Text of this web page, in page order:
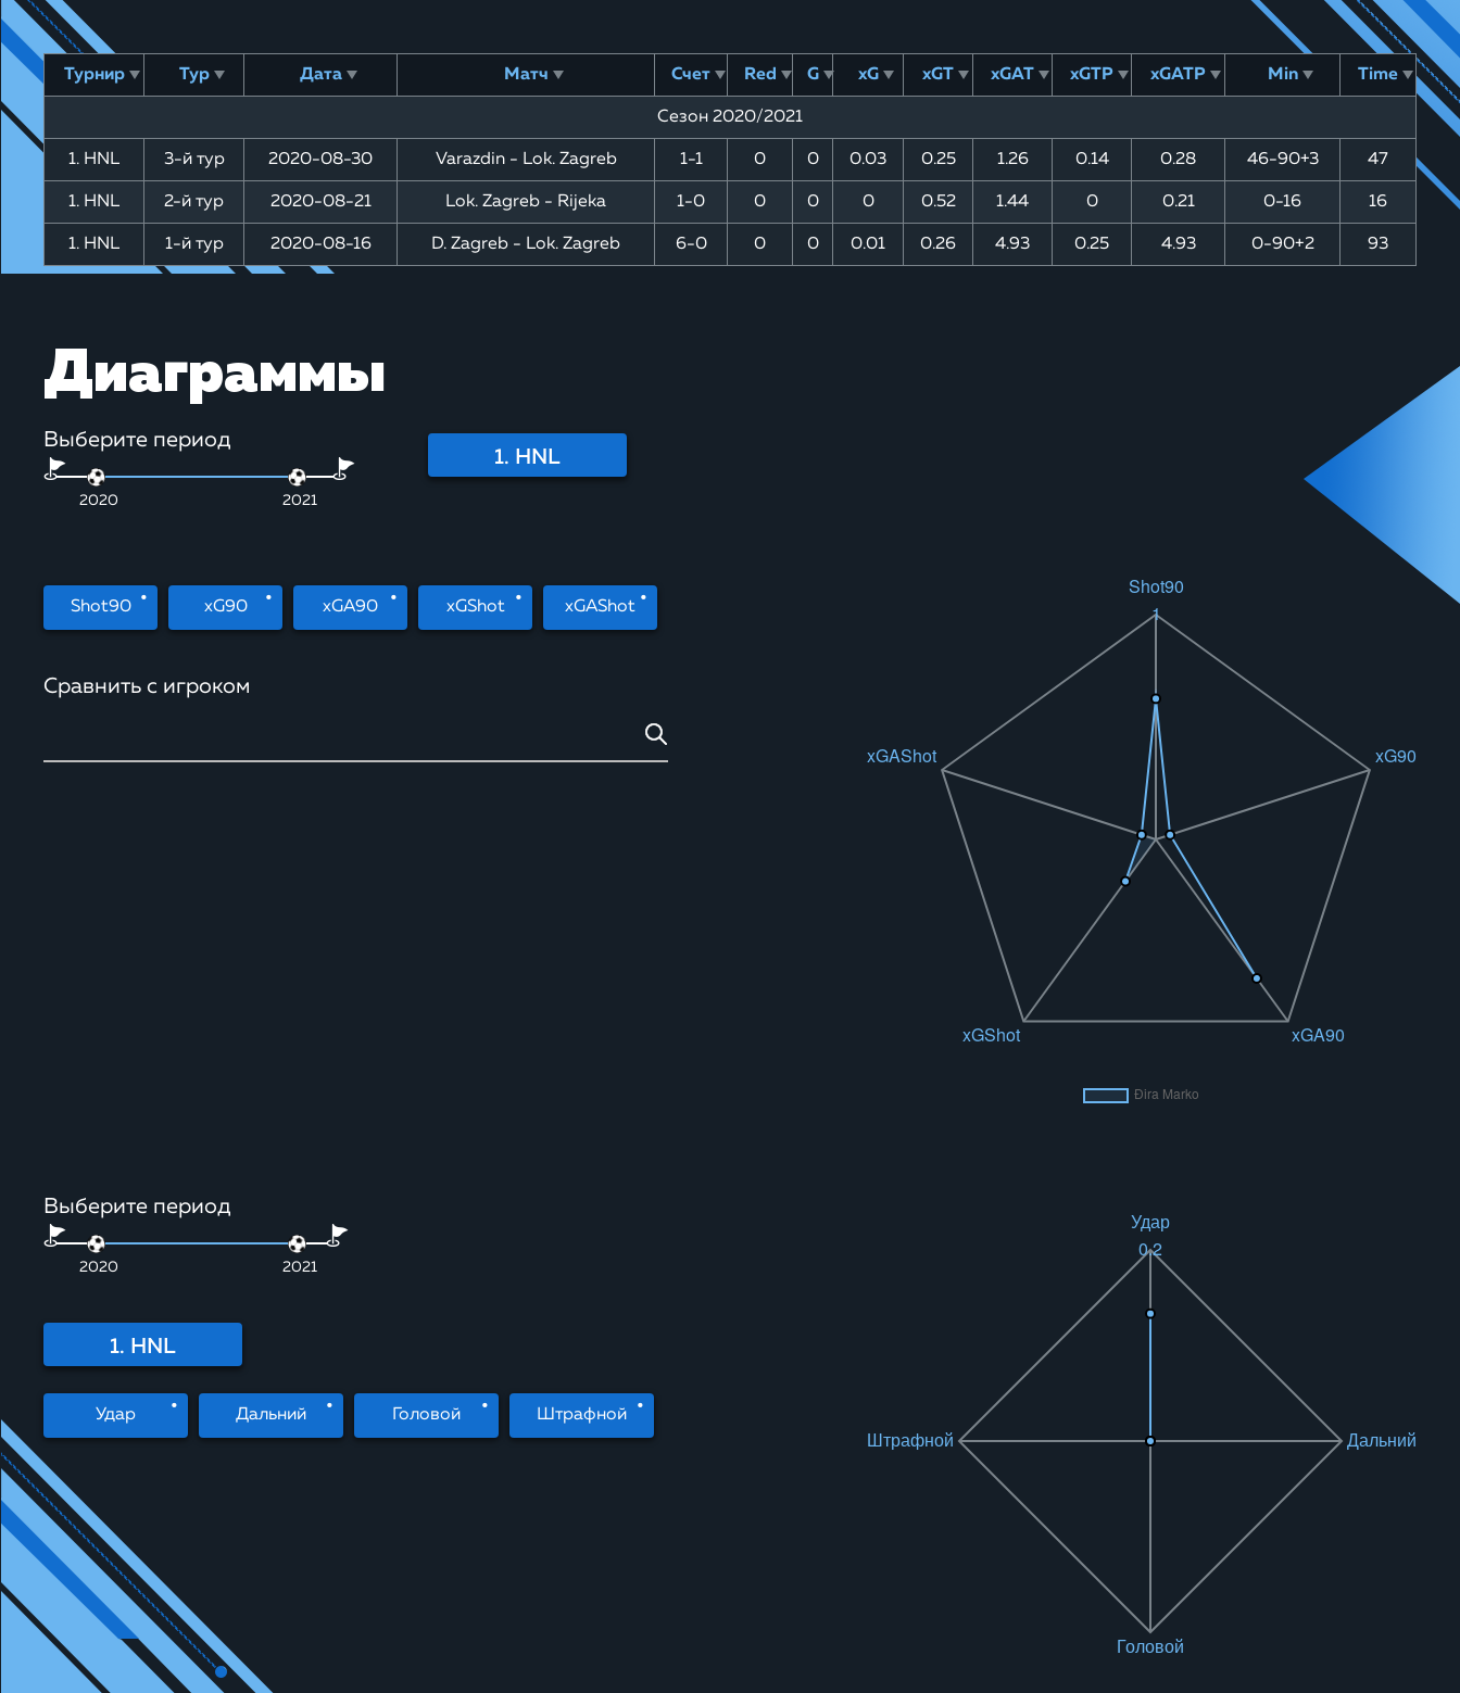
Турнир Тур Дата Матч Счет Red G xG xGT xGAT xGTP xGATP Min Time
Сезон 2020/2021
1. HNL 3-й тур 2020-08-30 Varazdin - Lok. Zagreb 1-1 0 0 0.03 0.25 1.26 0.14 0.28 46-90+3 47
1. HNL 2-й тур 2020-08-21 Lok. Zagreb - Rijeka 1-0 0 0 0 0.52 1.44 0 0.21 0-16 16
1. HNL 1-й тур 2020-08-16 D. Zagreb - Lok. Zagreb 6-0 0 0 0.01 0.26 4.93 0.25 4.93 0-90+2 93
Диаграммы
Выберите период
2020 2021
1. HNL
Shot90 xG90 xGA90 xGShot xGAShot
Сравнить с игроком
Выберите период
2020 2021
1. HNL
Удар Дальний Головой Штрафной